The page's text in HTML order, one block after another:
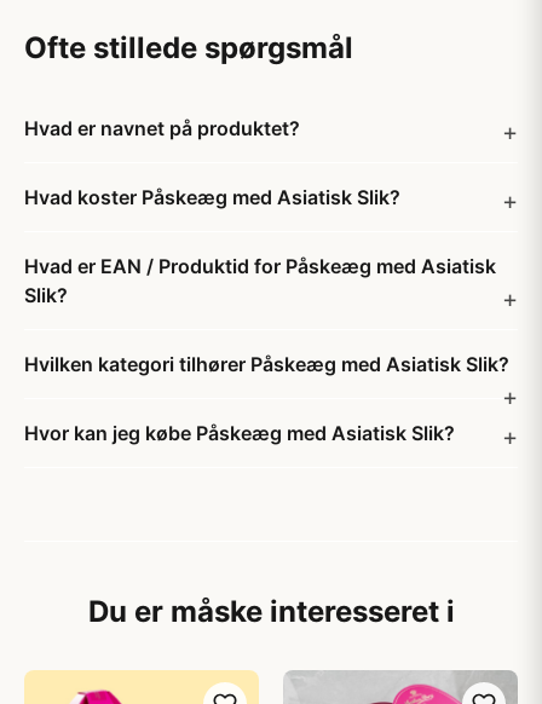
Ofte stillede spørgsmål
Hvad er navnet på produktet?
Hvad koster Påskeæg med Asiatisk Slik?
Hvad er EAN / Produktid for Påskeæg med Asiatisk
Slik?
Hvilken kategori tilhører Påskeæg med Asiatisk Slik?
Hvor kan jeg købe Påskeæg med Asiatisk Slik?
Du er måske interesseret i